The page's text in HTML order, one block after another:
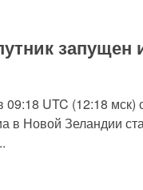
запущен
09:18 UTC (12:18
в Новой Зеландии